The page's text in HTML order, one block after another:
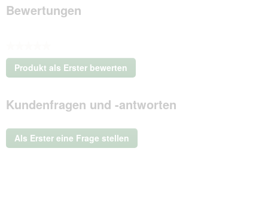
Bewertungen
Kein
Beurteilungswert
Produkt als Erster bewerten
.
dieser
Aktion
ein
modales
Kundenfragen und -antworten
Als Erster eine Frage stellen